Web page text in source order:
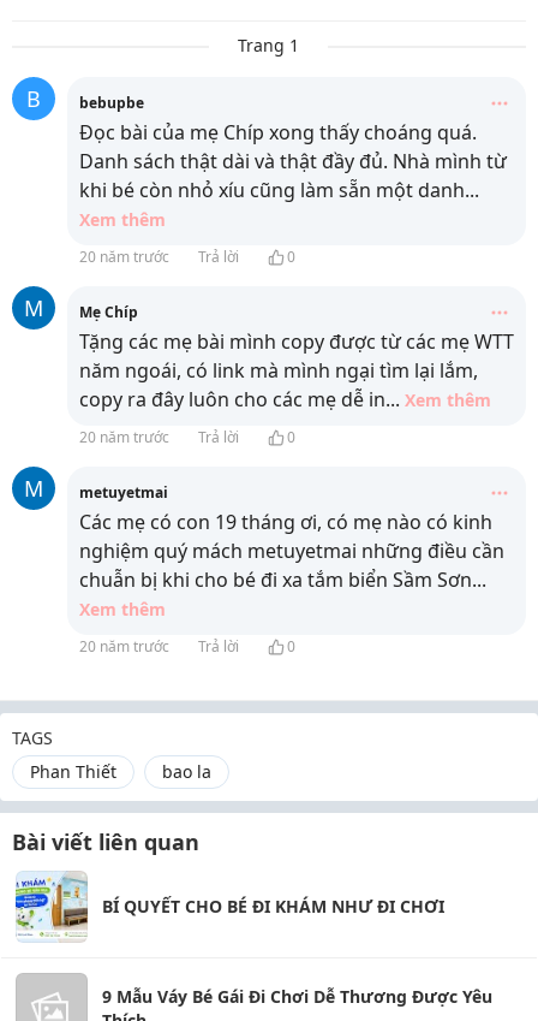
Trang 1
B bebupbe
Đọc bài của mẹ Chíp xong thấy choáng quá.
Danh sách thật dài và thật đầy đủ. Nhà mình từ
khi bé còn nhỏ xíu cũng làm sẵn một danh...
Xem thêm
20 năm trước Trả lời 0
M Mẹ Chíp
Tặng các mẹ bài mình copy được từ các mẹ WTT
năm ngoái, có link mà mình ngại tìm lại lắm,
copy ra đây luôn cho các mẹ dễ in... Xem thêm
20 năm trước Trả lời 0
M metuyetmai
Các mẹ có con 19 tháng ơi, có mẹ nào có kinh
nghiệm quý mách metuyetmai những điều cần
chuẫn bị khi cho bé đi xa tắm biển Sầm Sơn...
Xem thêm
20 năm trước Trả lời 0
TAGS
Phan Thiết
bao la
Bài viết liên quan
BÍ QUYẾT CHO BÉ ĐI KHÁM NHƯ ĐI CHƠI
9 Mẫu Váy Bé Gái Đi Chơi Dễ Thương Được Yêu